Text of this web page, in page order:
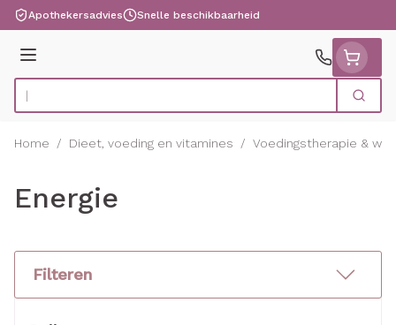
Ga naar de inhoud
Apothekersadvies Snelle beschikbaarheid
Menu
Product, merk, categorie... Zoek
Home / Dieet, voeding en vitamines / Voedingstherapie &
Energie
Filteren